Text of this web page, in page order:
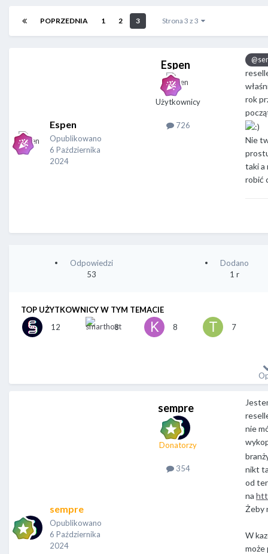
POPRZEDNIA 1 2 3 Strona 3 z 3
Espen
Opublikowano
6 Października
2024
Espen
Użytkownicy
726
rok
Nie
taki a
robić
Odpowiedzi
53
Dodano
1 r
TOP UŻYTKOWNICY W TYM TEMACIE
12
8 8 7
sempre
Opublikowano
6 Października
2024
sempre
Donatorzy
354
nie
nikt
od
na
Żeby
W
może